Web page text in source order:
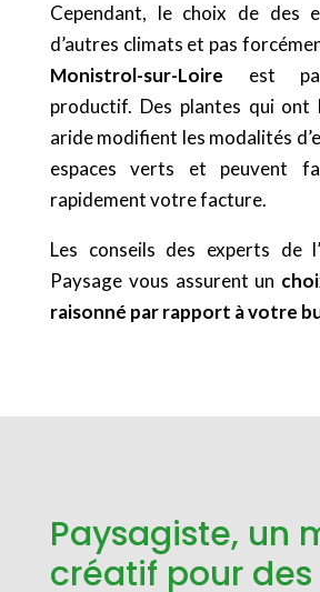
Cependant, le choix de des
d’autres climats et pas
Monistrol-sur-Loire est
productif. Des plantes qui ont
aride modifient les modalités
espaces verts et peuvent
rapidement votre facture.
Les conseils des experts de
Paysage vous assurent un
raisonné par rapport à votre
Paysagiste, un
créatif pour des